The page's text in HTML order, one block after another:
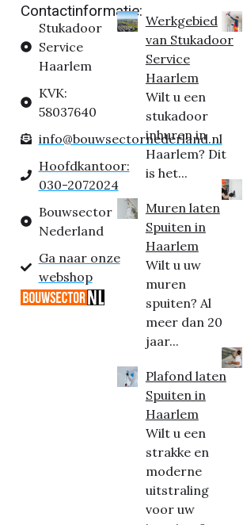
Contactinformatie:
Stukadoor
Service
Haarlem
KVK:
58037640
info@bouwsectornederland.nl
Hoofdkantoor:
030-2072024
Bouwsector
Nederland
Ga naar onze
webshop
Werkgebied
van Stukadoor
Service
Haarlem
Wilt u een
stukadoor
inhuren in
Haarlem? Dit
is het...
Muren laten
Spuiten in
Haarlem
Wilt u uw
muren
spuiten? Al
meer dan 20
jaar...
Plafond laten
Spuiten in
Haarlem
Wilt u een
strakke en
moderne
uitstraling
voor uw